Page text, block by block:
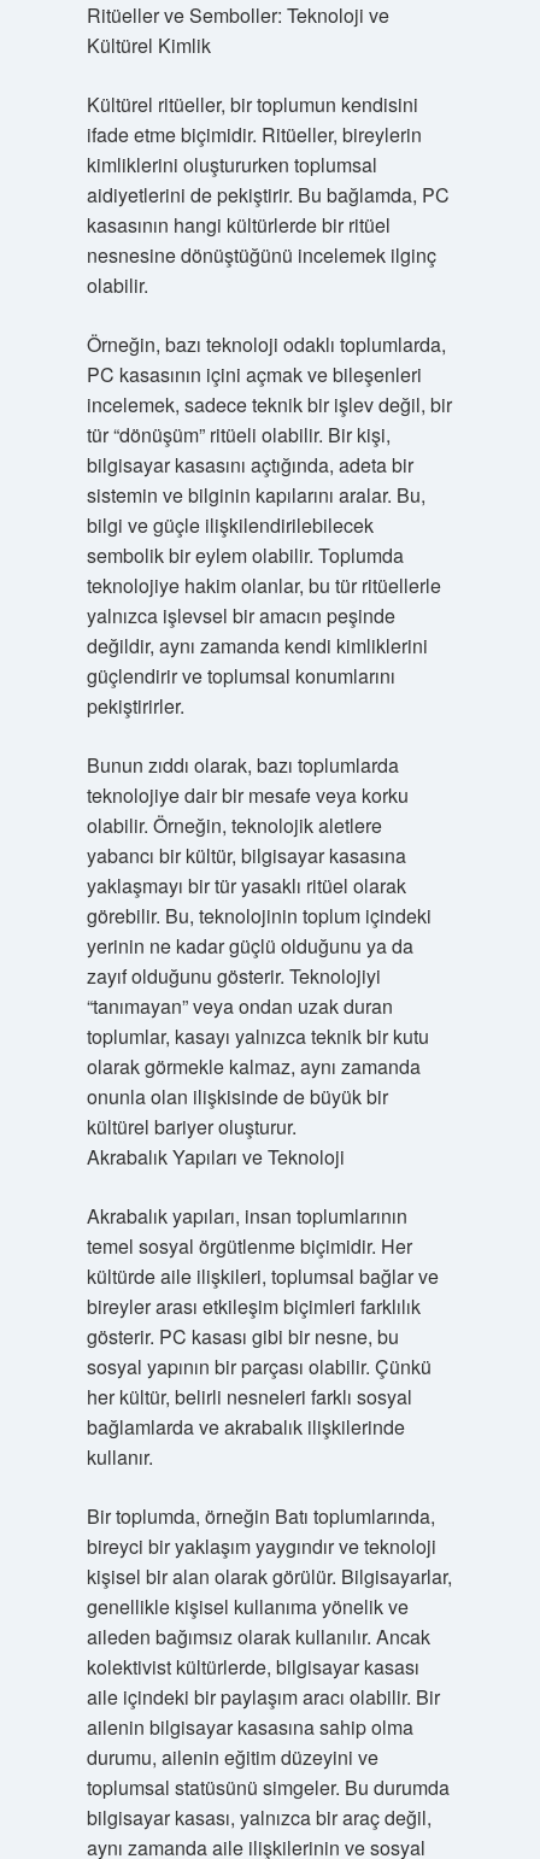
Ritüeller ve Semboller: Teknoloji ve
Kültürel Kimlik
Kültürel ritüeller, bir toplumun kendisini
ifade etme biçimidir. Ritüeller, bireylerin
kimliklerini oluştururken toplumsal
aidiyetlerini de pekiştirir. Bu bağlamda, PC
kasasının hangi kültürlerde bir ritüel
nesnesine dönüştüğünü incelemek ilginç
olabilir.
Örneğin, bazı teknoloji odaklı toplumlarda,
PC kasasının içini açmak ve bileşenleri
incelemek, sadece teknik bir işlev değil, bir
tür “dönüşüm” ritüeli olabilir. Bir kişi,
bilgisayar kasasını açtığında, adeta bir
sistemin ve bilginin kapılarını aralar. Bu,
bilgi ve güçle ilişkilendirilebilecek
sembolik bir eylem olabilir. Toplumda
teknolojiye hakim olanlar, bu tür ritüellerle
yalnızca işlevsel bir amacın peşinde
değildir, aynı zamanda kendi kimliklerini
güçlendirir ve toplumsal konumlarını
pekiştirirler.
Bunun zıddı olarak, bazı toplumlarda
teknolojiye dair bir mesafe veya korku
olabilir. Örneğin, teknolojik aletlere
yabancı bir kültür, bilgisayar kasasına
yaklaşmayı bir tür yasaklı ritüel olarak
görebilir. Bu, teknolojinin toplum içindeki
yerinin ne kadar güçlü olduğunu ya da
zayıf olduğunu gösterir. Teknolojiyi
“tanımayan” veya ondan uzak duran
toplumlar, kasayı yalnızca teknik bir kutu
olarak görmekle kalmaz, aynı zamanda
onunla olan ilişkisinde de büyük bir
kültürel bariyer oluşturur.
Akrabalık Yapıları ve Teknoloji
Akrabalık yapıları, insan toplumlarının
temel sosyal örgütlenme biçimidir. Her
kültürde aile ilişkileri, toplumsal bağlar ve
bireyler arası etkileşim biçimleri farklılık
gösterir. PC kasası gibi bir nesne, bu
sosyal yapının bir parçası olabilir. Çünkü
her kültür, belirli nesneleri farklı sosyal
bağlamlarda ve akrabalık ilişkilerinde
kullanır.
Bir toplumda, örneğin Batı toplumlarında,
bireyci bir yaklaşım yaygındır ve teknoloji
kişisel bir alan olarak görülür. Bilgisayarlar,
genellikle kişisel kullanıma yönelik ve
aileden bağımsız olarak kullanılır. Ancak
kolektivist kültürlerde, bilgisayar kasası
aile içindeki bir paylaşım aracı olabilir. Bir
ailenin bilgisayar kasasına sahip olma
durumu, ailenin eğitim düzeyini ve
toplumsal statüsünü simgeler. Bu durumda
bilgisayar kasası, yalnızca bir araç değil,
aynı zamanda aile ilişkilerinin ve sosyal